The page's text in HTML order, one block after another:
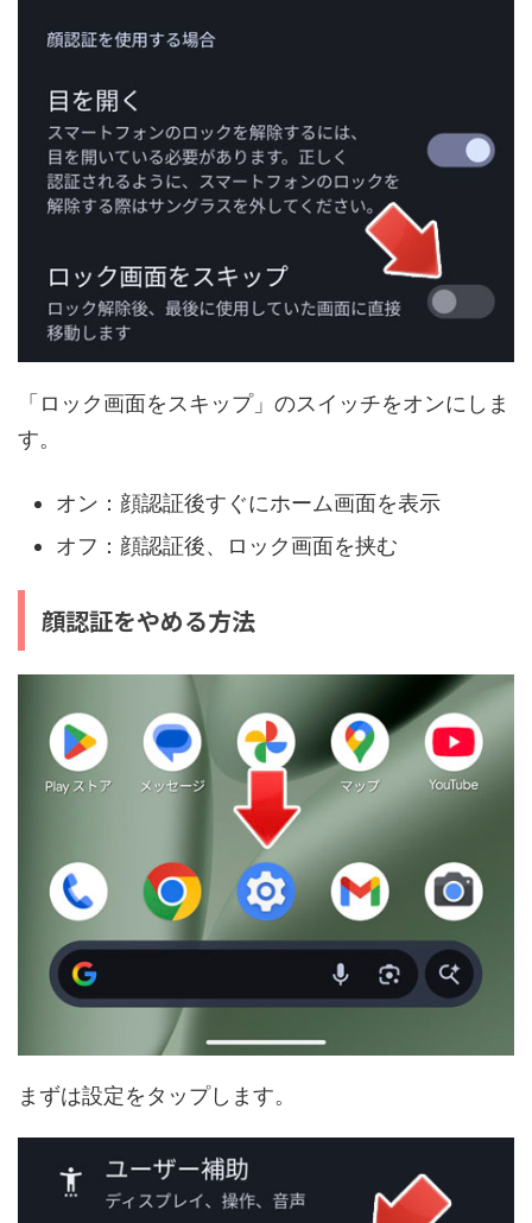
「ロック画面をスキップ」のスイッチをオンにしま
す。
オン：顔認証後すぐにホーム画面を表示
オフ：顔認証後、ロック画面を挟む
顔認証をやめる方法
まずは設定をタップします。